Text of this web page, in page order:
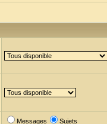
Messages Sujets